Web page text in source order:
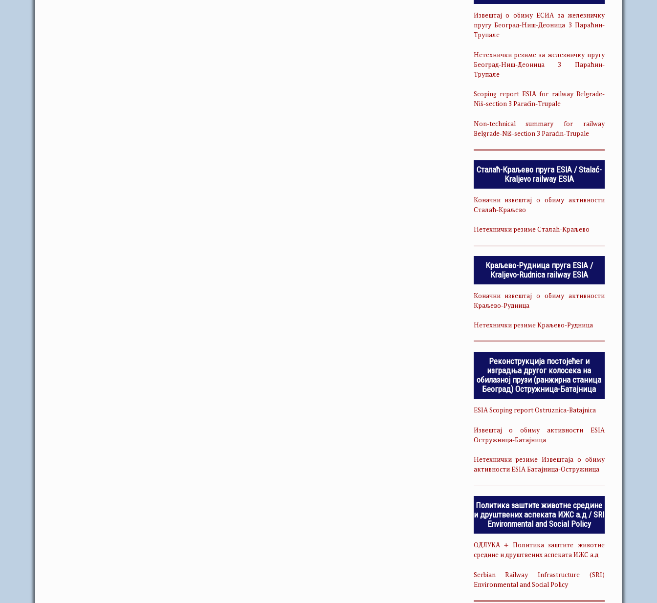
Извештај о обиму ЕСИА за железничку
пругу Београд-Ниш-Деоница 3 Параћин-
Трупале
Нетехнички резиме за железничку пругу
Београд-Ниш-Деоница 3 Параћин-
Трупале
Scoping report ESIA for railway Belgrade-
Niš-section 3 Paraćin-Trupale
Non-technical summary for railway
Belgrade-Niš-section 3 Paraćin-Trupale
Сталаћ-Краљево пруга ESIA / Stalać-
Kraljevo railway ESIA
Коначни извештај о обиму активности
Сталаћ-Краљево
Нетехнички резиме Сталаћ-Краљево
Краљево-Рудница пруга ESIA /
Kraljevo-Rudnica railway ESIA
Коначни извештај о обиму активности
Краљево-Рудница
Нетехнички резиме Краљево-Рудница
Реконструкција постојећег и
изградња другог колосека на
обилазној прузи (ранжирна станица
Београд) Остружница-Батајница
ESIA Scoping report Ostruznica-Batajnica
Извештај о обиму активности ESIA
Остружница-Батајница
Нетехнички резиме Извештаја о обиму
активности ESIA Батајница-Остружница
Политика заштите животне средине
и друштвених аспеката ИЖС а.д / SRI
Environmental and Social Policy
ОДЛУКА + Политика заштите животне
средине и друштвених аспеката ИЖС а.д
Serbian Railway Infrastructure (SRI)
Environmental and Social Policy